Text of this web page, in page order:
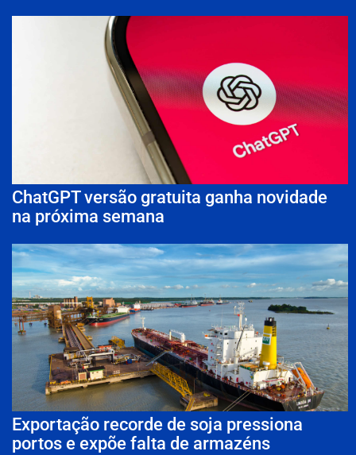
ChatGPT versão gratuita ganha novidade
na próxima semana
Exportação recorde de soja pressiona
portos e expõe falta de armazéns